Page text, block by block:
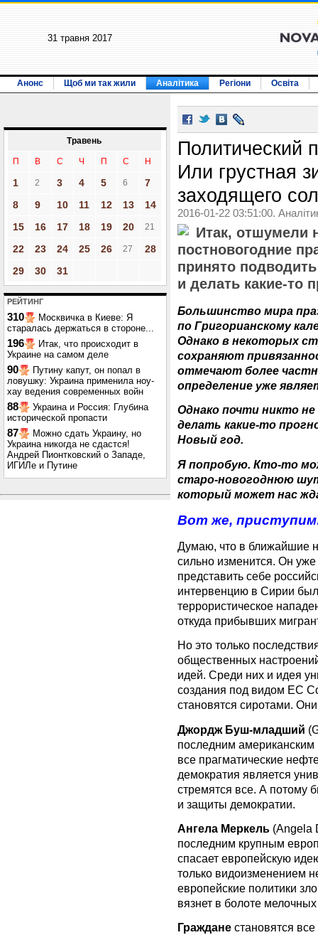
31 травня 2017
Анонс Щоб ми так жили Аналітика Регіони Освіта
Травень
П В С Ч П С Н
1 2 3 4 5 6
7
8
9 10 11 12 13
14
15
16 17 18 19 20 21
22 23 24 25 26 27
28
29
30 31
РЕЙТИНГ
310
Москвичка в Киеве: Я
старалась держаться в стороне...
196
Итак, что происходит в
Украине на самом деле
90
Путину капут, он попал в
ловушку: Украина применила ноу-
хау ведения современных войн
88
Украина и Россия: Глубина
исторической пропасти
87
Можно сдать Украину, но
Украина никогда не сдастся!
Андрей Пионтковский о Западе,
ИГИЛе и Путине
Политический
Или грустная
заходящего
2016-01-22 03:51:00.
Итак, отшумели
постновогодние
принято
и делать какие-то
Большинство мира
по Григорианскому
Однако в некоторых
сохраняют
отмечают более
определение уже
Однако почти никто
делать какие-то
Новый год.
Я попробую. Кто-то
старо-новогоднюю
который может нас
Вот же,
Думаю, что в ближайшие
сильно изменится. Он
представить себе
интервенцию в Сирии
террористическое
откуда прибывших
Но это только
общественных
идей. Среди них и идея
создания под видом ЕС
становятся сиротами.
Джордж Буш-младший
последним
все прагматические
демократия является
стремятся все. А потому
и защиты демократии.
Ангела Меркель (Angela
последним крупным
спасает европейскую
только видоизменением
европейские политики
вязнет в болоте
Граждане становятся